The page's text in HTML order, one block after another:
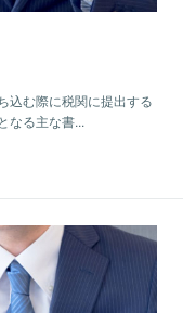
込む際に税関に提出する
なる主な書...